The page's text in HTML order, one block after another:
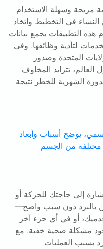
مريحة وسهلة الاستخدام
النساء في التخطيط واتخاذ
التطبيقات بجمع بيانات
لتأدية وظائفها. وفي
المتحدة وصدور
تتزايد المخاوف
الشهرية للخطر نتيجة
إلى حاجتك للحركة أو
بالبرد دون سبب واضح—
أو في أي جزء آخر
مشكلة صحية خفية. مع
بسبب العمليات